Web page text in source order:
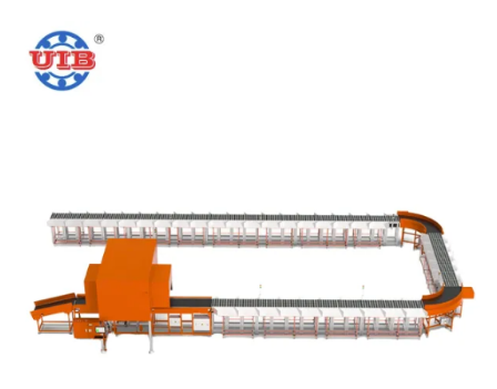
experiencia técnica y nuestro equipo estable han
sentado las bases para nuestro desarrollo sostenido y
la expansión en mercados globales...